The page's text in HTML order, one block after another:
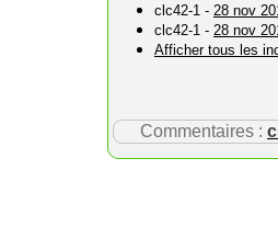
clc42-1 - 28 nov
clc42-1 - 28 nov
Afficher tous les
Commentaires :